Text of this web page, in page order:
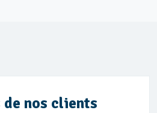
de nos clients